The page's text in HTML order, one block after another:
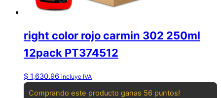
right color rojo carmin 302 250ml
12pack PT374512
$ 1,630.96 incluye IVA
Comprando este producto ganas 56 puntos!